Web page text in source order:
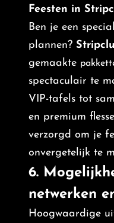
Feesten in
Ben je een
plannen?
gemaakte
spectaculair te
VIP-tafels tot
en premium
verzorgd om je
onvergetelijk te
6.
netwerken
Hoogwaardige